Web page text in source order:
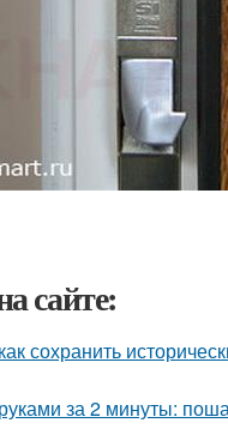
сайте:
сохранить
за 2 минуты: